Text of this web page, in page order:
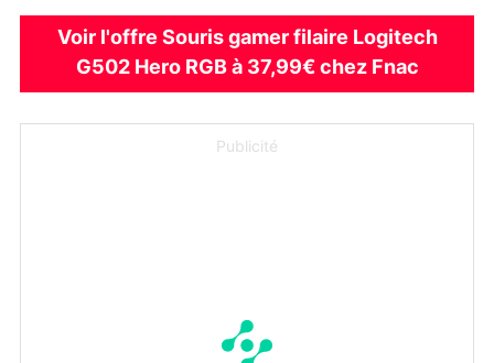
Voir l'offre Souris gamer filaire Logitech
G502 Hero RGB à 37,99€ chez Fnac
Publicité